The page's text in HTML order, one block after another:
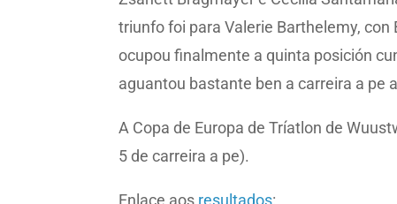
triunfo foi para Valerie Barthelemy,
ocupou finalmente a quinta posición
aguantou bastante ben a carreira a pe
A Copa de Europa de Tríatlon de
5 de carreira a pe).
Enlace aos resultados: